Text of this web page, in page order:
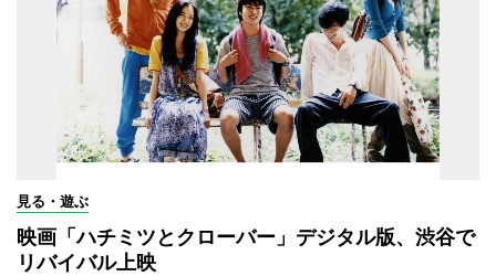
見る・遊ぶ
映画「ハチミツとクローバー」デジタル版、渋谷で
リバイバル上映